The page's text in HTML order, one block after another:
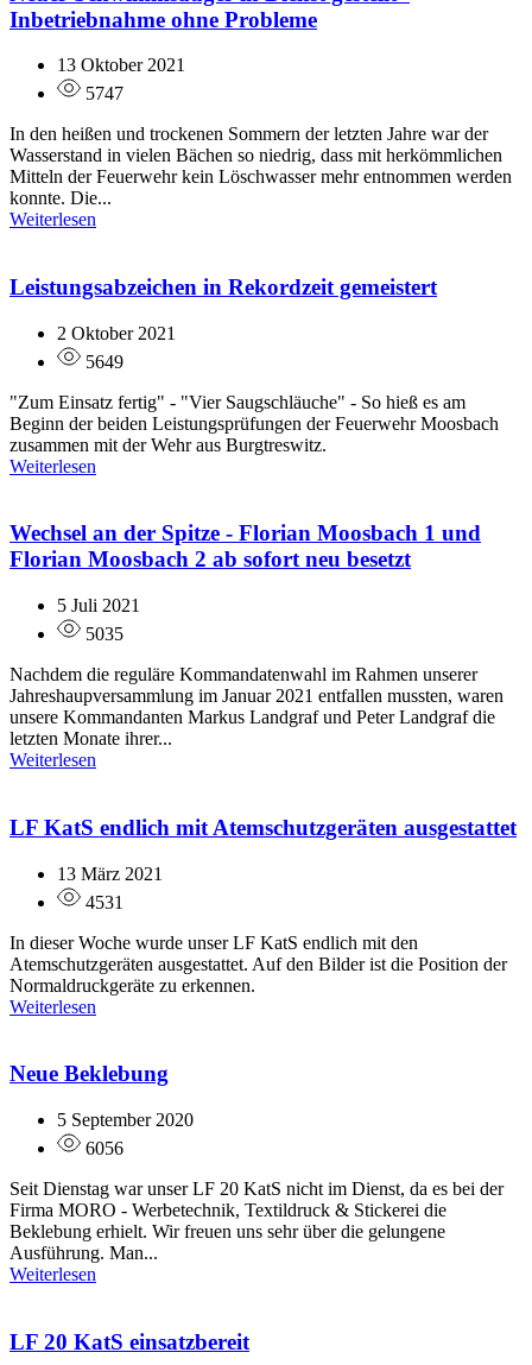
Inbetriebnahme ohne Probleme
13 Oktober 2021
5747
In den heißen und trockenen Sommern der letzten Jahre war der
Wasserstand in vielen Bächen so niedrig, dass mit herkömmlichen
Mitteln der Feuerwehr kein Löschwasser mehr entnommen werden
konnte. Die...
Weiterlesen
Leistungsabzeichen in Rekordzeit gemeistert
2 Oktober 2021
5649
"Zum Einsatz fertig" - "Vier Saugschläuche" - So hieß es am
Beginn der beiden Leistungsprüfungen der Feuerwehr Moosbach
zusammen mit der Wehr aus Burgtreswitz.
Weiterlesen
Wechsel an der Spitze - Florian Moosbach 1 und
Florian Moosbach 2 ab sofort neu besetzt
5 Juli 2021
5035
Nachdem die reguläre Kommandatenwahl im Rahmen unserer
Jahreshaupversammlung im Januar 2021 entfallen mussten, waren
unsere Kommandanten Markus Landgraf und Peter Landgraf die
letzten Monate ihrer...
Weiterlesen
LF KatS endlich mit Atemschutzgeräten ausgestattet
13 März 2021
4531
In dieser Woche wurde unser LF KatS endlich mit den
Atemschutzgeräten ausgestattet. Auf den Bilder ist die Position der
Normaldruckgeräte zu erkennen.
Weiterlesen
Neue Beklebung
5 September 2020
6056
Seit Dienstag war unser LF 20 KatS nicht im Dienst, da es bei der
Firma MORO - Werbetechnik, Textildruck & Stickerei die
Beklebung erhielt. Wir freuen uns sehr über die gelungene
Ausführung. Man...
Weiterlesen
LF 20 KatS einsatzbereit